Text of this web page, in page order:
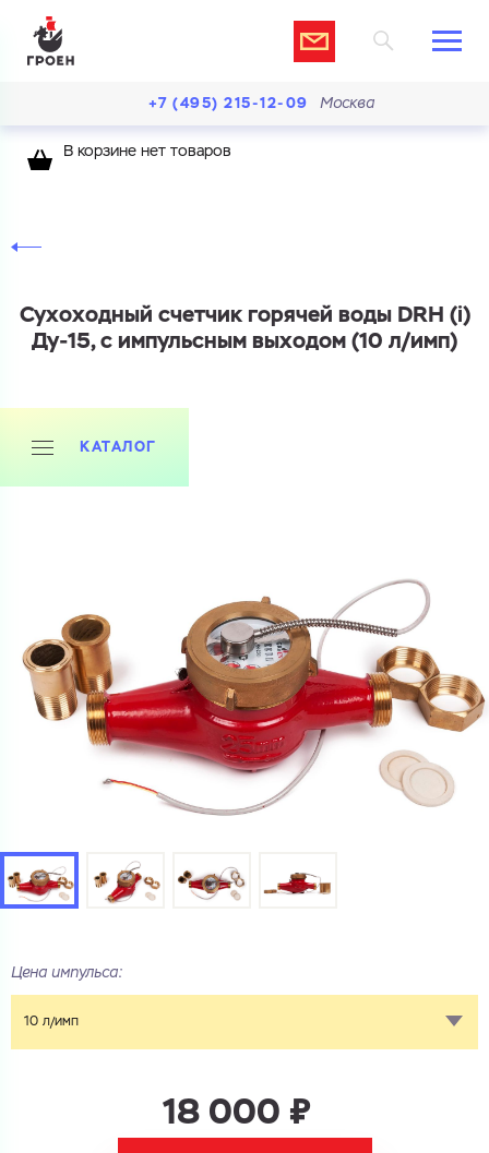
+7 (495) 215-12-09 Москва
В корзине нет товаров
Сухоходный счетчик горячей воды DRH (i)
Ду-15, с импульсным выходом (10 л/имп)
КАТАЛОГ
Цена импульса:
10 л/имп
18 000 ₽